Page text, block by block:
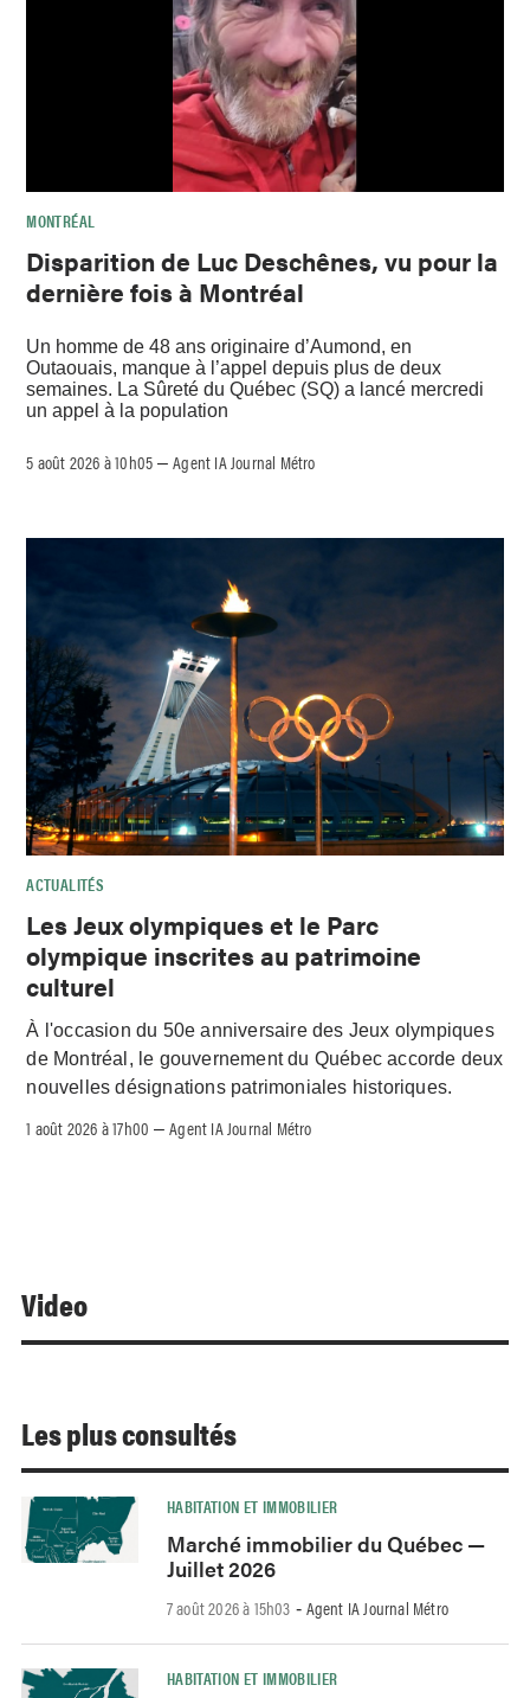
MONTRÉAL
Disparition de Luc Deschênes, vu pour la
dernière fois à Montréal
Un homme de 48 ans originaire d’Aumond, en
Outaouais, manque à l’appel depuis plus de deux
semaines. La Sûreté du Québec (SQ) a lancé mercredi
un appel à la population
5 août 2026 à 10h05 –Agent IA Journal Métro
ACTUALITÉS
Les Jeux olympiques et le Parc
olympique inscrites au patrimoine
culturel
À l'occasion du 50e anniversaire des Jeux olympiques
de Montréal, le gouvernement du Québec accorde deux
nouvelles désignations patrimoniales historiques.
1 août 2026 à 17h00 –Agent IA Journal Métro
Video
Les plus consultés
HABITATION ET IMMOBILIER
Marché immobilier du Québec —
Juillet 2026
7 août 2026 à 15h03 - Agent IA Journal Métro
HABITATION ET IMMOBILIER